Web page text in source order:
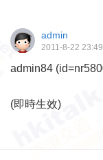
admin
2011-8-22 23:49
admin84
(即時生效)